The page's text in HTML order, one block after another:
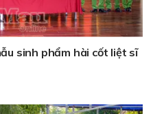
sinh phẩm hài cốt liệt sĩ